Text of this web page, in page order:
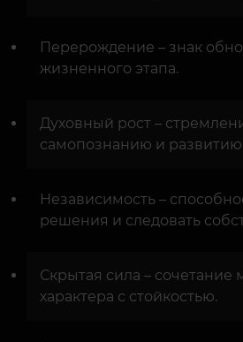
Перерождение – знак
жизненного этапа.
Духовный рост –
самопознанию и развитию.
Независимость –
решения и следовать
Скрытая сила – сочетание
характера с стойкостью.